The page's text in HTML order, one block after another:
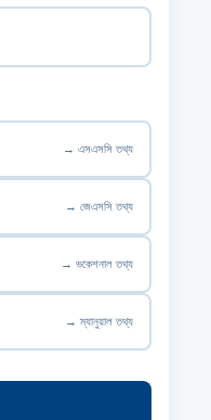
→ এসএসসি তথ্য
→ জেএসসি তথ্য
→ ভকেশনাল তথ্য
→ ম্যানুয়াল তথ্য